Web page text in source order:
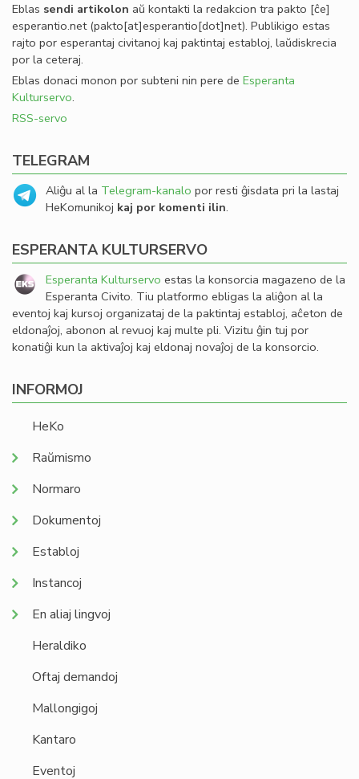
Eblas sendi artikolon aŭ kontakti la redakcion tra pakto [ĉe]
esperantio.net(pakto[at]esperantio[dot]net). Publikigo estas
rajto por esperantaj civitanoj kaj paktintaj establoj, laŭdiskrecia
por la ceteraj.
Eblas donaci monon por subteni nin pere de Esperanta
Kulturservo.
RSS-servo
TELEGRAM
Aliĝu al la Telegram-kanalo por resti ĝisdata pri la lastaj
HeKomunikoj kaj por komenti ilin.
ESPERANTA KULTURSERVO
Esperanta Kulturservo estas la konsorcia magazeno de la
Esperanta Civito. Tiu platformo ebligas la aliĝon al la
eventoj kaj kursoj organizataj de la paktintaj establoj, aĉeton de
eldonaĵoj, abonon al revuoj kaj multe pli. Vizitu ĝin tuj por
konatiĝi kun la aktivaĵoj kaj eldonaj novaĵoj de la konsorcio.
INFORMOJ
HeKo
Raŭmismo
Normaro
Dokumentoj
Establoj
Instancoj
En aliaj lingvoj
Heraldiko
Oftaj demandoj
Mallongigoj
Kantaro
Eventoj